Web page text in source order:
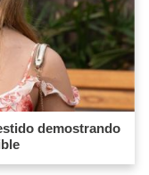
demostrando